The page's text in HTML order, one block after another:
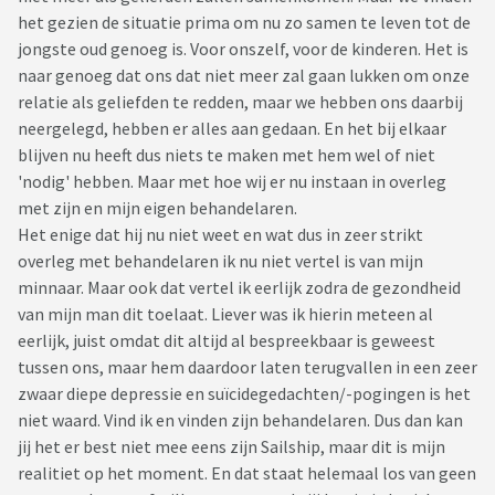
het gezien de situatie prima om nu zo samen te leven tot de
jongste oud genoeg is. Voor onszelf, voor de kinderen. Het is
naar genoeg dat ons dat niet meer zal gaan lukken om onze
relatie als geliefden te redden, maar we hebben ons daarbij
neergelegd, hebben er alles aan gedaan. En het bij elkaar
blijven nu heeft dus niets te maken met hem wel of niet
'nodig' hebben. Maar met hoe wij er nu instaan in overleg
met zijn en mijn eigen behandelaren.
Het enige dat hij nu niet weet en wat dus in zeer strikt
overleg met behandelaren ik nu niet vertel is van mijn
minnaar. Maar ook dat vertel ik eerlijk zodra de gezondheid
van mijn man dit toelaat. Liever was ik hierin meteen al
eerlijk, juist omdat dit altijd al bespreekbaar is geweest
tussen ons, maar hem daardoor laten terugvallen in een zeer
zwaar diepe depressie en suïcidegedachten/-pogingen is het
niet waard. Vind ik en vinden zijn behandelaren. Dus dan kan
jij het er best niet mee eens zijn Sailship, maar dit is mijn
realitiet op het moment. En dat staat helemaal los van geen